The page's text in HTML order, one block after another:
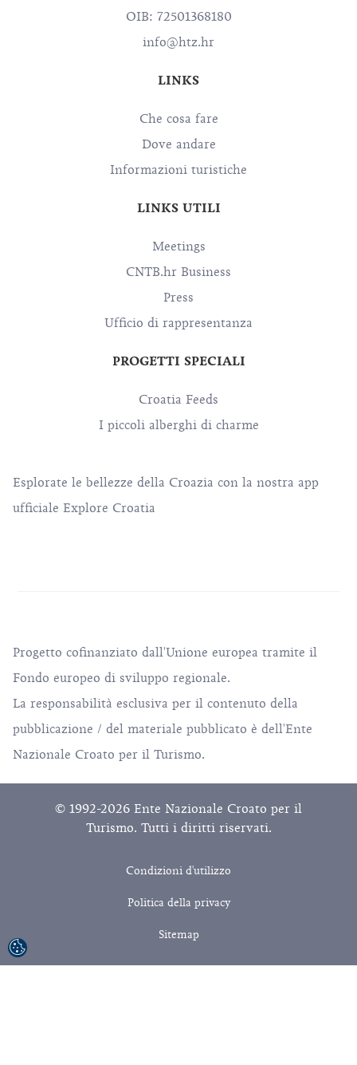
OIB: 72501368180
info@htz.hr
LINKS
Che cosa fare
Dove andare
Informazioni turistiche
LINKS UTILI
Meetings
CNTB.hr Business
Press
Ufficio di rappresentanza
PROGETTI SPECIALI
Croatia Feeds
I piccoli alberghi di charme
Esplorate le bellezze della Croazia con la nostra app
ufficiale Explore Croatia
Progetto cofinanziato dall'Unione europea tramite il
Fondo europeo di sviluppo regionale.
La responsabilità esclusiva per il contenuto della
pubblicazione / del materiale pubblicato è dell'Ente
Nazionale Croato per il Turismo.
© 1992-2026 Ente Nazionale Croato per il
Turismo. Tutti i diritti riservati.
Condizioni d'utilizzo
Politica della privacy
Sitemap